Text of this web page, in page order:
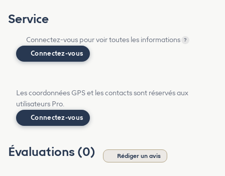
Service
Connectez-vous pour voir toutes les informations ?
Connectez-vous
Les coordonnées GPS et les contacts sont réservés aux
utilisateurs Pro.
Connectez-vous
Évaluations (0) Rédiger un avis